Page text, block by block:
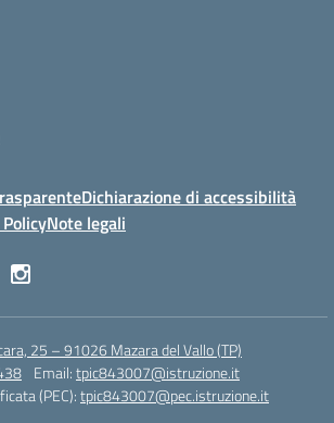
Dichiarazione di accessibilità
Note legali
25 – 91026 Mazara del Vallo (TP)
Email:tpic843007@istruzione.it
(PEC):tpic843007@pec.istruzione.it